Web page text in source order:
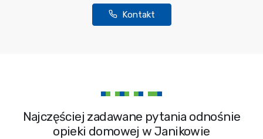
Kontakt
Najczęściej zadawane pytania odnośnie
opieki domowej w Janikowie